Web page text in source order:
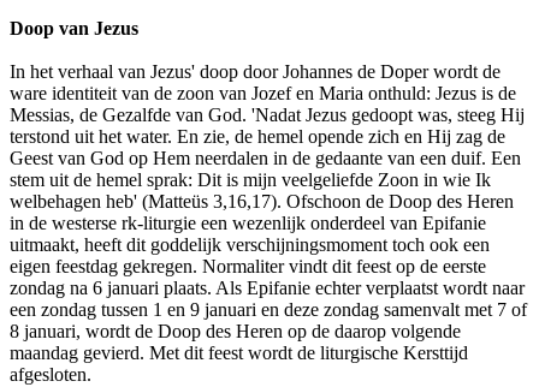
Doop van Jezus
In het verhaal van Jezus' doop door Johannes de Doper wordt de
ware identiteit van de zoon van Jozef en Maria onthuld: Jezus is de
Messias, de Gezalfde van God. 'Nadat Jezus gedoopt was, steeg Hij
terstond uit het water. En zie, de hemel opende zich en Hij zag de
Geest van God op Hem neerdalen in de gedaante van een duif. Een
stem uit de hemel sprak: Dit is mijn veelgeliefde Zoon in wie Ik
welbehagen heb' (Matteüs 3,16,17). Ofschoon de Doop des Heren
in de westerse rk-liturgie een wezenlijk onderdeel van Epifanie
uitmaakt, heeft dit goddelijk verschijningsmoment toch ook een
eigen feestdag gekregen. Normaliter vindt dit feest op de eerste
zondag na 6 januari plaats. Als Epifanie echter verplaatst wordt naar
een zondag tussen 1 en 9 januari en deze zondag samenvalt met 7 of
8 januari, wordt de Doop des Heren op de daarop volgende
maandag gevierd. Met dit feest wordt de liturgische Kersttijd
afgesloten.